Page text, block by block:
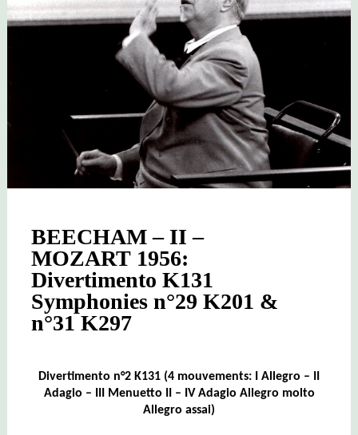
BEECHAM – II –
MOZART 1956:
Divertimento K131
Symphonies n°29 K201 &
n°31 K297
Divertimento n°2 K131 (4 mouvements: I Allegro – II
Adagio – III Menuetto II – IV Adagio Allegro molto
Allegro assai)